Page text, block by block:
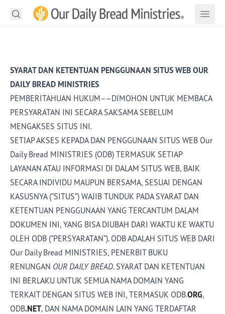
Apples
Buka Pencarian Buka
Renungan
Baca Alkitab
Buah Pelayanan
Proyek
Materi
Podcast
Tentang Kami
Toko
Berlangganan
Email Cetak Aplikasi Mobile
Cari Cari
SYARAT DAN KETENTUAN PENGGUNAAN SITUS WEB OUR
DAILY BREAD MINISTRIES
PEMBERITAHUAN HUKUM––DIMOHON UNTUK MEMBACA
PERSYARATAN INI SECARA SAKSAMA SEBELUM
MENGAKSES SITUS INI.
SETIAP AKSES KEPADA DAN PENGGUNAAN SITUS WEB Our
Daily Bread MINISTRIES (ODB) TERMASUK SETIAP
LAYANAN ATAU INFORMASI DI DALAM SITUS WEB, BAIK
SECARA INDIVIDU MAUPUN BERSAMA, SESUAI DENGAN
KASUSNYA (“SITUS”) WAJIB TUNDUK PADA SYARAT DAN
KETENTUAN PENGGUNAAN YANG TERCANTUM DALAM
DOKUMEN INI, YANG BISA DIUBAH DARI WAKTU KE WAKTU
OLEH ODB (“PERSYARATAN”). ODB ADALAH SITUS WEB DARI
Our Daily Bread MINISTRIES, PENERBIT BUKU
RENUNGAN OUR DAILY BREAD. SYARAT DAN KETENTUAN
INI BERLAKU UNTUK SEMUA NAMA DOMAIN YANG
TERKAIT DENGAN SITUS WEB INI, TERMASUK ODB.ORG,
ODB.NET, DAN NAMA DOMAIN LAIN YANG TERDAFTAR